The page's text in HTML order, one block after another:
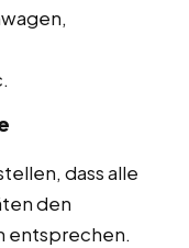
dass alle
den
entsprechen.